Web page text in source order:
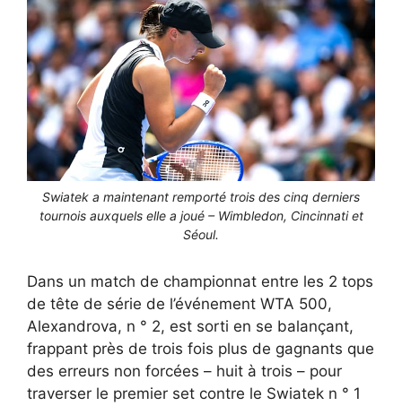
Swiatek a maintenant remporté trois des cinq derniers
tournois auxquels elle a joué – Wimbledon, Cincinnati et
Séoul.
Dans un match de championnat entre les 2 tops
de tête de série de l’événement WTA 500,
Alexandrova, n ° 2, est sorti en se balançant,
frappant près de trois fois plus de gagnants que
des erreurs non forcées – huit à trois – pour
traverser le premier set contre le Swiatek n ° 1